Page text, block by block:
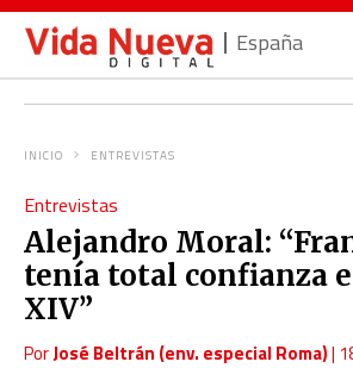
España
INICIO ENTREVISTAS
Entrevistas
Alejandro Moral:
tenía total confianza
XIV”
PorJosé Beltrán (env. especial Roma)|